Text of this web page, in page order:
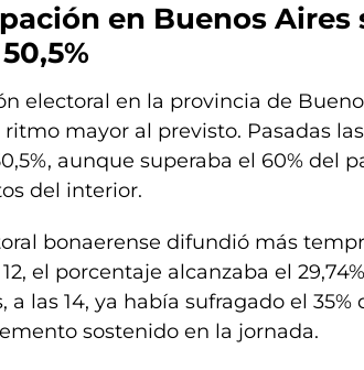
en Buenos Aires
electoral en la provincia de
mayor al previsto. Pasadas
aunque superaba el 60% del
del interior.
bonaerense difundió más
el porcentaje alcanzaba el
a las 14, ya había sufragado el
sostenido en la jornada.